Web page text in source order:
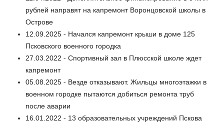
рублей направят на капремонт Воронцовской школы в
Острове
12.09.2025 - Начался капремонт крыши в доме 125
Псковского военного городка
27.03.2022 - Спортивный зал в Плюсской школе ждет
капремонт
05.08.2025 - Везде отказывают. Жильцы многоэтажки в
военном городке пытаются добиться ремонта труб
после аварии
16.01.2022 - 13 образовательных учреждений Пскова